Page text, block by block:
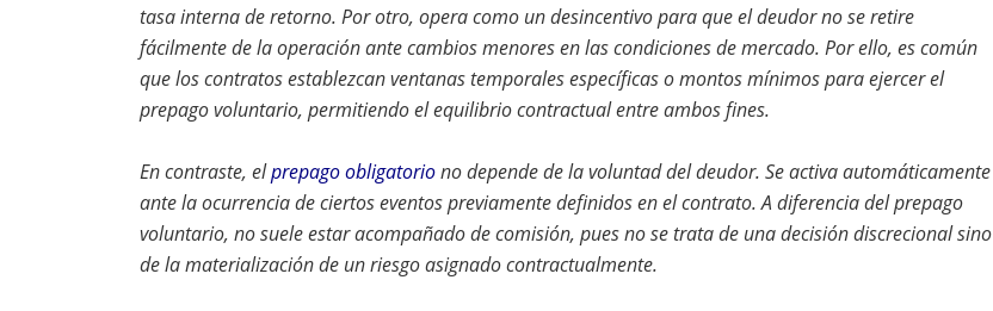
tasa interna de retorno. Por otro, opera como un desincentivo para que el deudor no se retire
fácilmente de la operación ante cambios menores en las condiciones de mercado. Por ello, es común
que los contratos establezcan ventanas temporales específicas o montos mínimos para ejercer el
prepago voluntario, permitiendo el equilibrio contractual entre ambos fines.
En contraste, elprepago obligatoriono depende de la voluntad del deudor. Se activa automáticamente
ante la ocurrencia de ciertos eventos previamente definidos en el contrato. A diferencia del prepago
voluntario, no suele estar acompañado de comisión, pues no se trata de una decisión discrecional sino
de la materialización de un riesgo asignado contractualmente.